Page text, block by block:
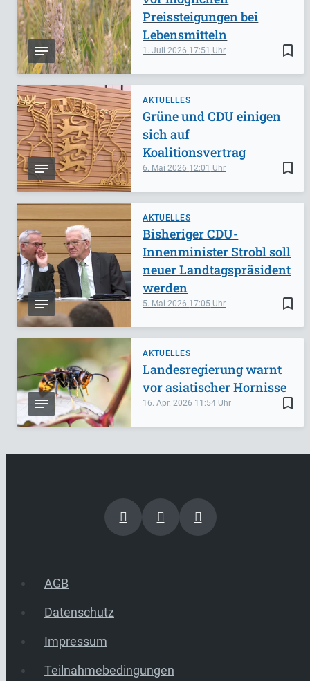
bookmark_border
1. Juli 2026 17:51
Preissteigungen bei
Lebensmitteln
AKTUELLES
bookmark_border
6. Mai 2026 12:01
Grüne und CDU einigen
sich auf
Koalitionsvertrag
AKTUELLES
bookmark_border
5. Mai 2026 17:05
Bisheriger CDU-
Innenminister Strobl soll
neuer Landtagspräsident
werden
AKTUELLES
bookmark_border
16. Apr. 2026 11:54
Landesregierung warnt
vor asiatischer Hornisse
AGB
Datenschutz
Impressum
Teilnahmebedingungen